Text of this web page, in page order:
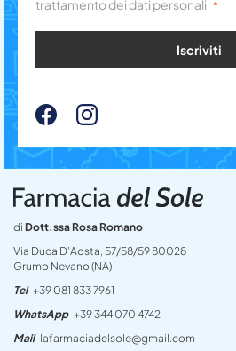
di Dott.ssa Rosa Romano
Via Duca D’Aosta, 57/58/59 80028
Grumo Nevano (NA)
Tel +39 081 833 7961
WhatsApp +39 344 070 4742
Mail lafarmaciadelsole@gmail.com
trattamento dei dati personali
Iscriviti